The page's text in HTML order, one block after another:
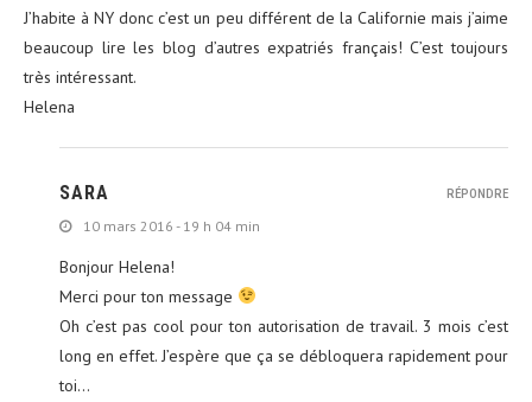
J’habite à NY donc c’est un peu différent de la Californie mais j’aime
beaucoup lire les blog d’autres expatriés français! C’est toujours
très intéressant.
Helena
SARA
10 mars 2016 - 19 h 04 min
Bonjour Helena!
Merci pour ton message
Oh c’est pas cool pour ton autorisation de travail. 3 mois c’est
long en effet. J’espère que ça se débloquera rapidement pour
toi…
RÉPONDRE